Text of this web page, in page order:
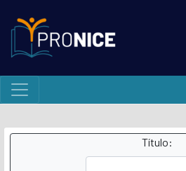
Título: